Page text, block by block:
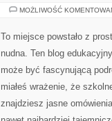
MOŻLIWOŚĆ
To miejsce powstało z
nudna. Ten blog
może być fascynującą
miałeś wrażenie, że
znajdziesz jasne